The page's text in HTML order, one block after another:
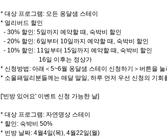
* 대상 프로그램: 모든 옹달샘 스테이
* 얼리버드 할인
- 30% 할인: 5일까지 예약할 때, 숙박비 할인
- 20% 할인: 6일부터 10일까지 예약할 때, 숙박비 할인
- 10% 할인: 11일부터 15일까지 예약할 때, 숙박비 할인
16일 이후는 정상가
* 신청방법: 아래＜5~6월 옹달샘 스테이 신청하기＞버튼을 눌
* 소울패밀리분들께는 매달 말일, 하루 먼저 우선 신청의 기회
['빈방 있어요' 이벤트 신청 가능한 날]
* 대상 프로그램: 자연명상 스테이
* 할인: 숙박비 50%
* 빈방 날짜: 4월4일(목), 4월22일(월)